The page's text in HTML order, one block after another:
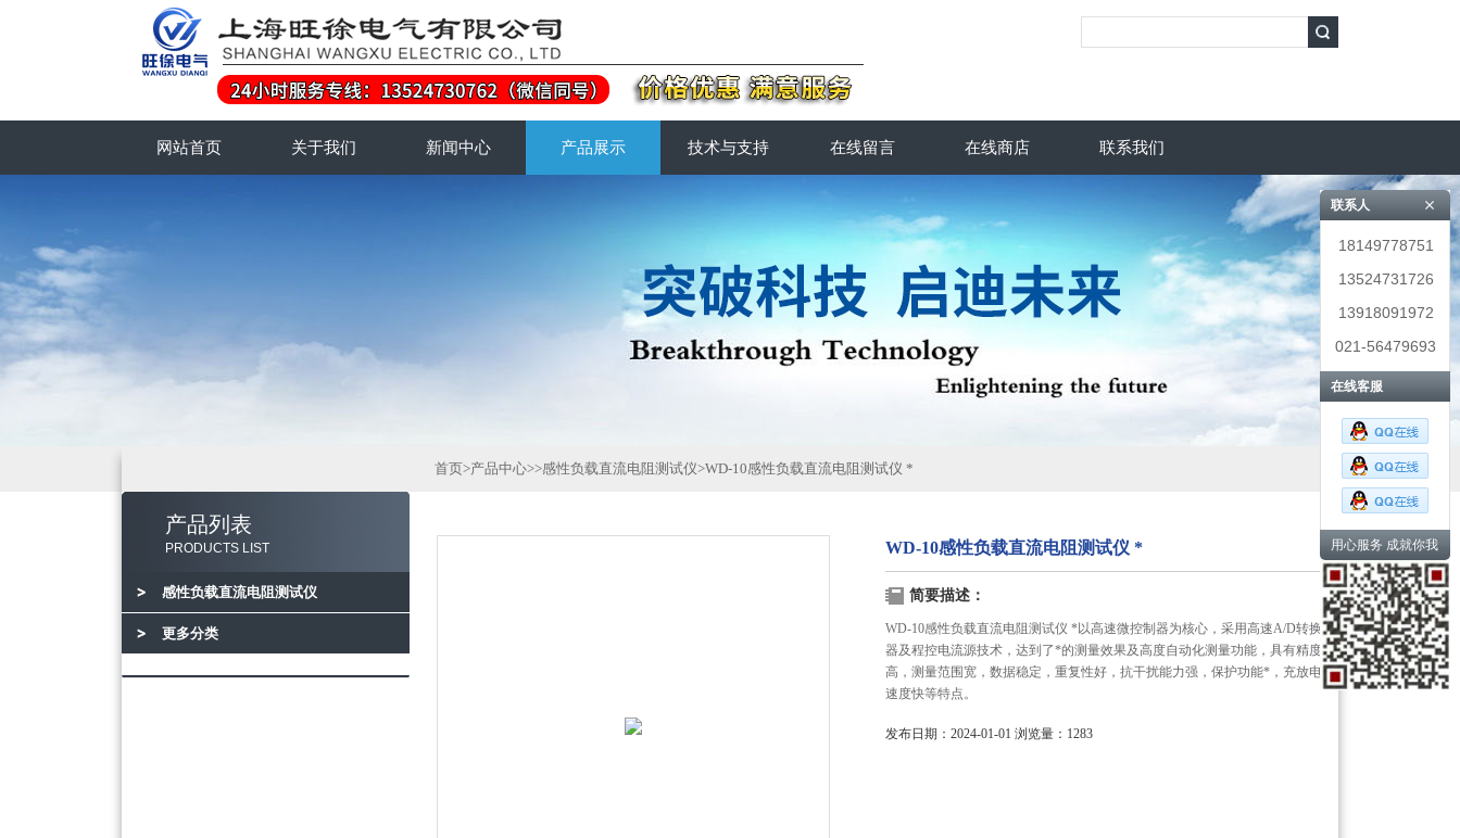
网站首页 关于我们 新闻中心 产品展示 技术与支持 在线留言 在线商店 联系我们
产品列表
PRODUCTS LIST
感性负载直流电阻测试仪
更多分类
首页>产品中心>>感性负载直流电阻测试仪>WD-10感性负载直流电阻测试仪 *
WD-10感性负载直流电阻测试仪 *
简要描述：
WD-10感性负载直流电阻测试仪 *以高速微控制器为核心，采用高速A/D转换
器及程控电流源技术，达到了*的测量效果及高度自动化测量功能，具有精度
高，测量范围宽，数据稳定，重复性好，抗干扰能力强，保护功能*，充放电
速度快等特点。
发布日期：2024-01-01 浏览量：1283
联系人
18149778751
13524731726
13918091972
021-56479693
在线客服
用心服务 成就你我